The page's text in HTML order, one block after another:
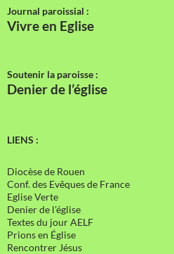
Journal paroissial :
Vivre en Eglise
Soutenir la paroisse :
Denier de l’église
LIENS :
Diocèse de Rouen
Conf. des Evêques de France
Eglise Verte
Denier de l'église
Textes du jour AELF
Prions en Église
Rencontrer Jésus